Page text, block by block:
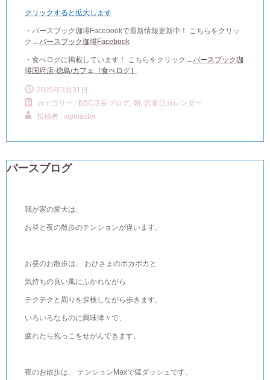
クリックすると拡大します
・バースブック珈琲Facebookで最新情報更新中！ こちらをクリッ
ク→ バースブック珈琲Facebook
・食べログに掲載しています！ こちらをクリック→ バースブック珈
琲国府店-徳島/カフェ［食べログ］
2025年3月31日
カテゴリー : BBC店長ブログ 朝, 営業日カレンダー
投稿者 : wpmaster
バースブログ
我が家の愛犬は、
お昼と夜の散歩のテンションが違います。
お昼のお散歩は、 おひさまのポカポカと
気持ちの良い風にふかれながら
テクテクと周りを探検しながら歩きます。
いろいろなものに興味津々で、
疲れたら抱っこをせがんできます。
夜のお散歩は、 テンションMaxで猛ダッシュです。